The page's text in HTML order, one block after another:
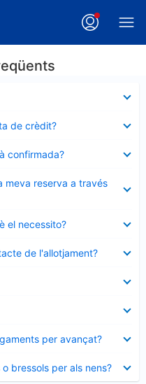
de crèdit?
confirmada?
meva reserva a través
el necessito?
de l'allotjament?
per avançat?
bressols per als nens?